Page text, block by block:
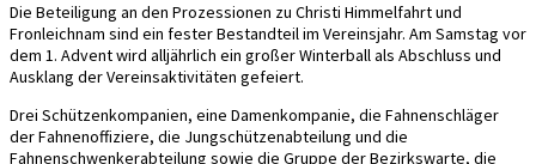
Die Beteiligung an den Prozessionen zu Christi Himmelfahrt und
Fronleichnam sind ein fester Bestandteil im Vereinsjahr. Am Samstag vor
dem 1. Advent wird alljährlich ein großer Winterball als Abschluss und
Ausklang der Vereinsaktivitäten gefeiert.
Drei Schützenkompanien, eine Damenkompanie, die Fahnenschläger
der Fahnenoffiziere, die Jungschützenabteilung und die
Fahnenschwenkerabteilung sowie die Gruppe der Bezirkswarte, die